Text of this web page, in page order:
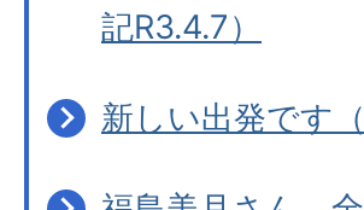
記R3.4.7）
新しい出発です